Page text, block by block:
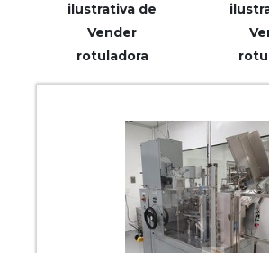
ilustrativa de
Vender
rotuladora